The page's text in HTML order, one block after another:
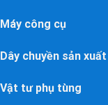
Máy công cụ
Dây chuyền sản xuất
Vật tư phụ tùng